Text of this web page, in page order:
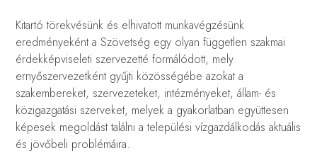
Kitartó törekvésünk és elhivatott munkavégzésünk
eredményeként a Szövetség egy olyan független szakmai
érdekképviseleti szervezetté formálódott, mely
ernyőszervezetként gyűjti közösségébe azokat a
szakembereket, szervezeteket, intézményeket, állam- és
közigazgatási szerveket, melyek a gyakorlatban együttesen
képesek megoldást találni a települési vízgazdálkodás aktuális
és jövőbeli problémáira.